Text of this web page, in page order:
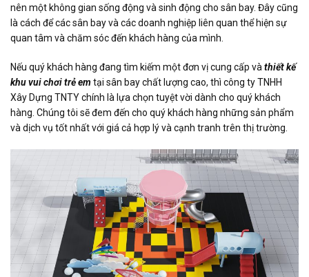
nên một không gian sống động và sinh động cho sân bay. Đây cũng
là cách để các sân bay và các doanh nghiệp liên quan thể hiện sự
quan tâm và chăm sóc đến khách hàng của mình.
Nếu quý khách hàng đang tìm kiếm một đơn vị cung cấp vàthiết kế
khu vui chơi trẻ emtại sân bay chất lượng cao, thì công ty TNHH
Xây Dựng TNTY chính là lựa chọn tuyệt vời dành cho quý khách
hàng. Chúng tôi sẽ đem đến cho quý khách hàng những sản phẩm
và dịch vụ tốt nhất với giá cả hợp lý và cạnh tranh trên thị trường.